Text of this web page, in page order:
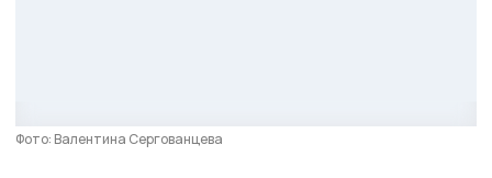
Фото: Валентина Сергованцева